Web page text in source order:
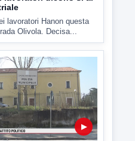
il dibattito
a Ponte Valentino
▶